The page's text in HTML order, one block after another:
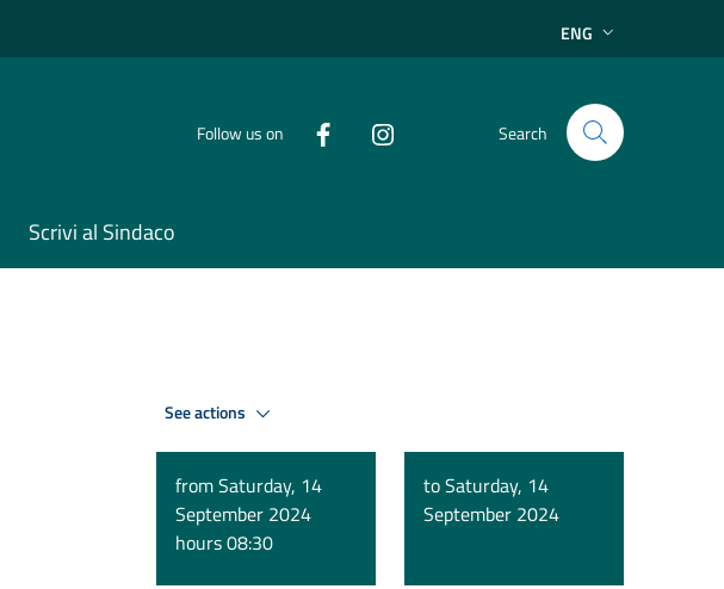
ENG
Follow us on Search
Scrivi al Sindaco
See actions
from Saturday, 14
September 2024
hours 08:30
to Saturday, 14
September 2024